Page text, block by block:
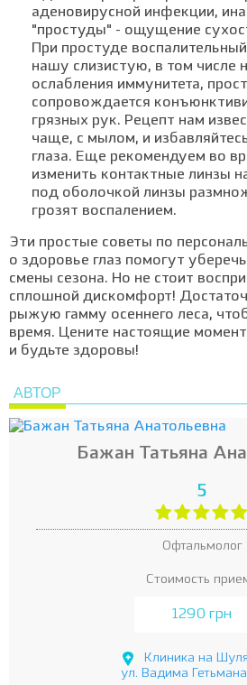
аденовирусной инфекции,
"простуды" - ощущение
При простуде
нашу слизистую, в том числе
ослабления иммунитета,
сопровождается
грязных рук. Рецепт нам
чаще, с мылом, и
глаза. Еще рекомендуем во
изменить контактные линзы
под оболочкой линзы
грозят воспалением.
Эти простые советы по
о здоровье глаз помогут
смены сезона. Но не стоит
сплошной дискомфорт!
рыжую гамму осеннего леса,
время. Цените настоящие
и будьте здоровы!
АВТОР
Бажан Татьяна
5
Офтальмолог
Стоимость
1290 грн
Клиника на
ул. Вадима